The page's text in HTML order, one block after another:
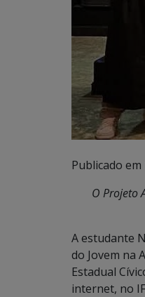
Publicado em
O Projeto
A estudante
do Jovem na
Estadual
internet, no